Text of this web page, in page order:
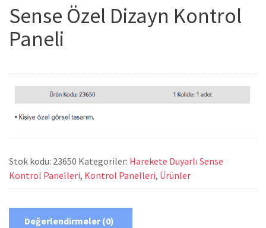
Sense Özel Dizayn Kontrol
Paneli
Stok kodu: 23650 Kategoriler: Harekete Duyarlı Sense
Kontrol Panelleri, Kontrol Panelleri, Ürünler
Değerlendirmeler (0)